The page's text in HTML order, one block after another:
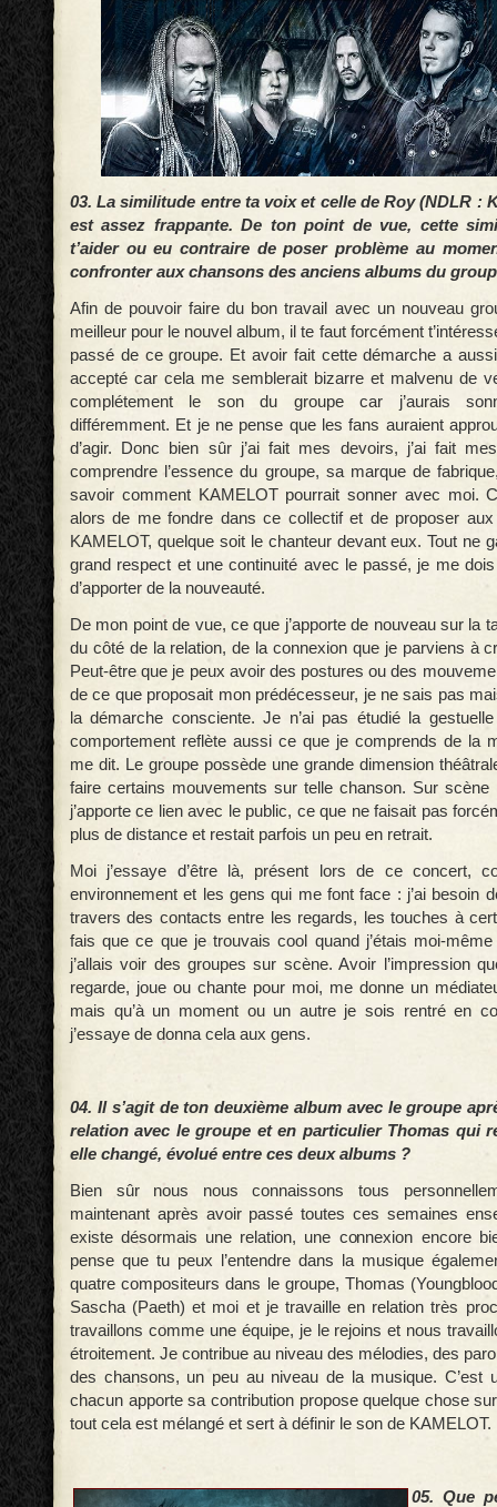
03. La similitude entre ta voix et celle de Roy (NDLR :
est assez frappante. De ton point de vue, cette
t’aider ou eu contraire de poser problème au
confronter aux chansons des anciens albums du
Afin de pouvoir faire du bon travail avec un nouveau
meilleur pour le nouvel album, il te faut forcément
passé de ce groupe. Et avoir fait cette démarche a
accepté car cela me semblerait bizarre et malvenu de
complétement le son du groupe car j’aurais
différemment. Et je ne pense que les fans auraient
d’agir. Donc bien sûr j’ai fait mes devoirs, j’ai fait
comprendre l’essence du groupe, sa marque de
savoir comment KAMELOT pourrait sonner avec moi.
alors de me fondre dans ce collectif et de proposer aux
KAMELOT, quelque soit le chanteur devant eux. Tout ne
grand respect et une continuité avec le passé, je me dois
d’apporter de la nouveauté.
De mon point de vue, ce que j’apporte de nouveau sur la
du côté de la relation, de la connexion que je parviens à
Peut-être que je peux avoir des postures ou des
de ce que proposait mon prédécesseur, je ne sais pas
la démarche consciente. Je n’ai pas étudié la
comportement reflète aussi ce que je comprends de la
me dit. Le groupe possède une grande dimension
faire certains mouvements sur telle chanson. Sur
j’apporte ce lien avec le public, ce que ne faisait pas
plus de distance et restait parfois un peu en retrait.
Moi j’essaye d’être là, présent lors de ce concert,
environnement et les gens qui me font face : j’ai besoin
travers des contacts entre les regards, les touches à
fais que ce que je trouvais cool quand j’étais moi-
j’allais voir des groupes sur scène. Avoir l’impression
regarde, joue ou chante pour moi, me donne un
mais qu’à un moment ou un autre je sois rentré en
j’essaye de donna cela aux gens.
04. Il s’agit de ton deuxième album avec le groupe
relation avec le groupe et en particulier Thomas qui
elle changé, évolué entre ces deux albums ?
Bien sûr nous nous connaissons tous
maintenant après avoir passé toutes ces semaines
existe désormais une relation, une connexion encore
pense que tu peux l’entendre dans la musique
quatre compositeurs dans le groupe, Thomas
Sascha (Paeth) et moi et je travaille en relation très
travaillons comme une équipe, je le rejoins et nous
étroitement. Je contribue au niveau des mélodies, des
des chansons, un peu au niveau de la musique. C’est
chacun apporte sa contribution propose quelque chose
tout cela est mélangé et sert à définir le son de KAMELOT.
05. Que